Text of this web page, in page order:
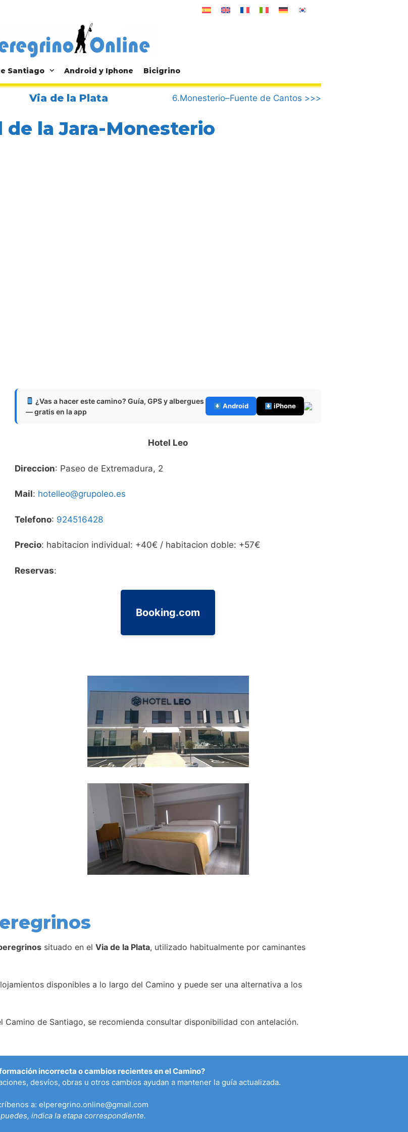
Santiago Android y Iphone Bicigrino
Via de la Plata 6.Monesterio–Fuente de Cantos >>>
de la Jara-Monesterio
¿Vas a hacer este camino? Guía, GPS y albergues
— gratis en la app
Android iPhone
Hotel Leo
Direccion: Paseo de Extremadura, 2
Mail: hotelleo@grupoleo.es
Telefono: 924516428
Precio: habitacion individual: +40€ / habitacion doble: +57€
Reservas:
Booking.com
situado en el Via de la Plata, utilizado habitualmente por caminantes
disponibles a lo largo del Camino y puede ser una alternativa a los
Camino de Santiago, se recomienda consultar disponibilidad con antelación.
incorrecta o cambios recientes en el Camino?
desvíos, obras u otros cambios ayudan a mantener la guía actualizada.
a: elperegrino.online@gmail.com
indica la etapa correspondiente.